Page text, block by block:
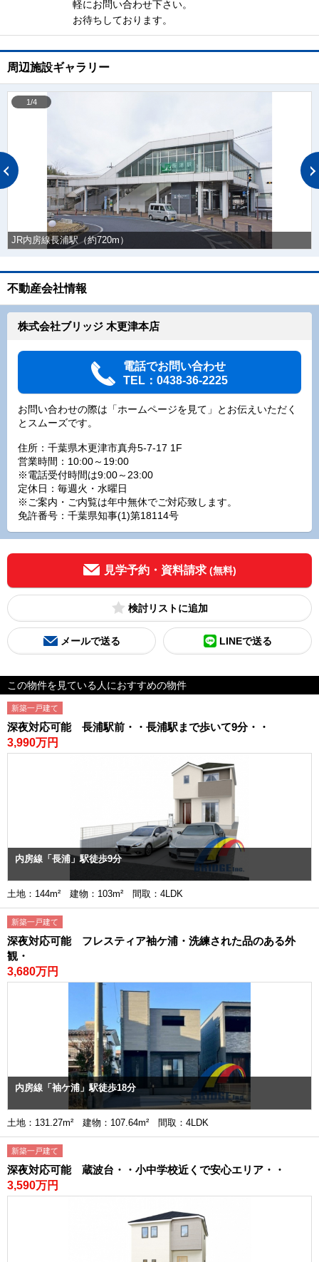
軽にお問い合わせ下さい。
お待ちしております。
周辺施設ギャラリー
JR内房線長浦駅（約720m）
1/4
不動産会社情報
株式会社ブリッジ 木更津本店
電話でお問い合わせ
TEL：0438-36-2225
お問い合わせの際は「ホームページを見て」とお伝えいただく
とスムーズです。
住所：千葉県木更津市真舟5-7-17 1F
営業時間：10:00～19:00
※電話受付時間は9:00～23:00
定休日：毎週火・水曜日
※ご案内・ご内覧は年中無休でご対応致します。
免許番号：千葉県知事(1)第18114号
見学予約・資料請求 (無料)
検討リスト
メールで送る LINEで送る
この物件を見ている人におすすめの物件
新築一戸建て
深夜対応可能 長浦駅前・・長浦駅まで歩いて9分・・
3,990万円
内房線「長浦」駅徒歩9分
土地：144m² 建物：103m² 間取：4LDK
新築一戸建て
深夜対応可能 フレスティア袖ケ浦・洗練された品のある外
観・
3,680万円
内房線「袖ケ浦」駅徒歩18分
土地：131.27m² 建物：107.64m² 間取：4LDK
新築一戸建て
深夜対応可能 蔵波台・・小中学校近くで安心エリア・・
3,590万円